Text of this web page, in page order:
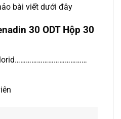
bài viết dưới đây
30 ODT Hộp 30